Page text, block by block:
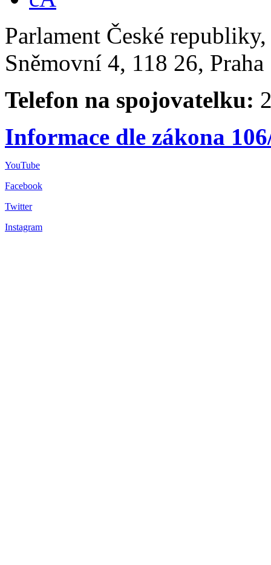
Parlament České
Sněmovní 4, 118 26,
Telefon na spojovatelku:
Informace dle zákona
YouTube
Facebook
Twitter
Instagram